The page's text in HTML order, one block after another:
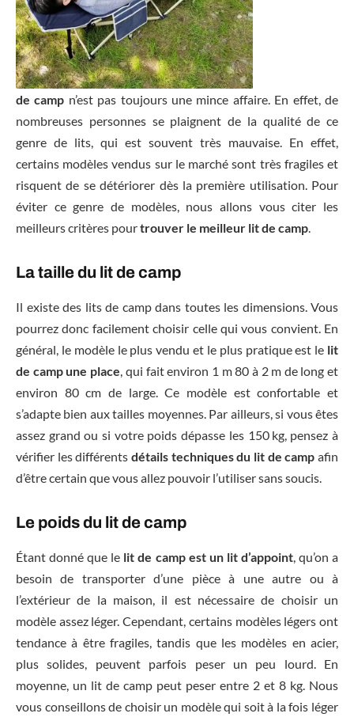
de camp n’est pas toujours une mince affaire. En effet, de
nombreuses personnes se plaignent de la qualité de ce
genre de lits, qui est souvent très mauvaise. En effet,
certains modèles vendus sur le marché sont très fragiles et
risquent de se détériorer dès la première utilisation. Pour
éviter ce genre de modèles, nous allons vous citer les
meilleurs critères pourtrouver le meilleur lit de camp.
La taille du lit de camp
Il existe des lits de camp dans toutes les dimensions. Vous
pourrez donc facilement choisir celle qui vous convient. En
général, le modèle le plus vendu et le plus pratique est le lit
de camp une place, qui fait environ 1 m 80 à 2 m de long et
environ 80 cm de large. Ce modèle est confortable et
s’adapte bien aux tailles moyennes. Par ailleurs, si vous êtes
assez grand ou si votre poids dépasse les 150 kg, pensez à
vérifier les différents détails techniques du lit de camp afin
d’être certain que vous allez pouvoir l’utiliser sans soucis.
Le poids du lit de camp
Étant donné que le lit de camp est un lit d’appoint, qu’on a
besoin de transporter d’une pièce à une autre ou à
l’extérieur de la maison, il est nécessaire de choisir un
modèle assez léger. Cependant, certains modèles légers ont
tendance à être fragiles, tandis que les modèles en acier,
plus solides, peuvent parfois peser un peu lourd. En
moyenne, un lit de camp peut peser entre 2 et 8 kg. Nous
vous conseillons de choisir un modèle qui soit à la fois léger